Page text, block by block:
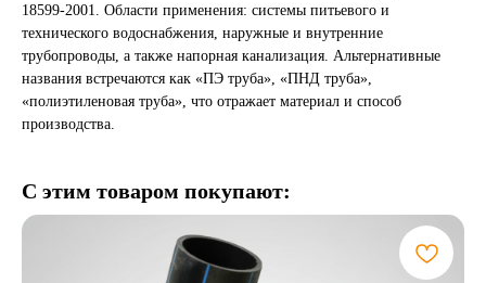
18599-2001. Области применения: системы питьевого и
технического водоснабжения, наружные и внутренние
трубопроводы, а также напорная канализация. Альтернативные
названия встречаются как «ПЭ труба», «ПНД труба»,
«полиэтиленовая труба», что отражает материал и способ
производства.
С этим товаром покупают: